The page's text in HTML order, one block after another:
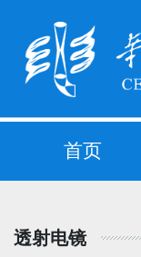
首页
透射电镜